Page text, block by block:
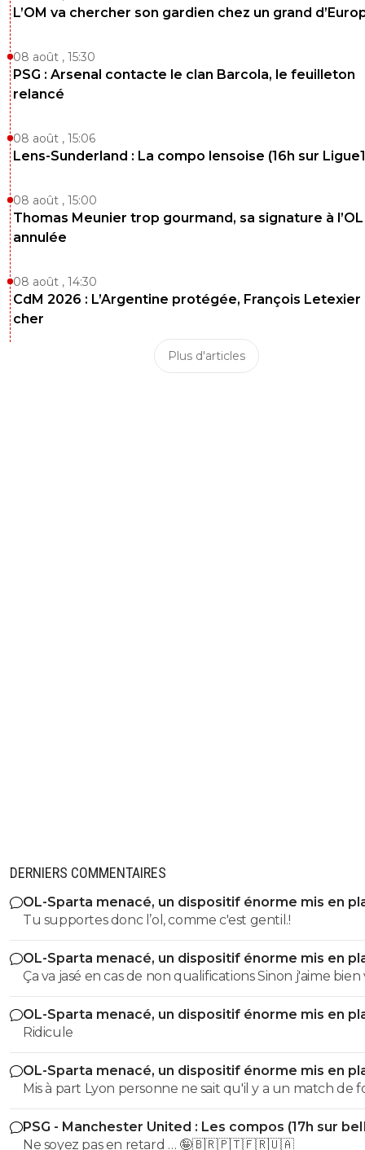
L’OM va chercher son gardien chez un grand
08 août , 15:30
PSG : Arsenal contacte le clan Barcola, le feuilleton
relancé
08 août , 15:06
Lens-Sunderland : La compo lensoise (16h sur
08 août , 15:00
Thomas Meunier trop gourmand, sa signature à l’OL
annulée
08 août , 14:30
CdM 2026 : L’Argentine protégée, François Letexier
cher
Plus d'articles
DERNIERS COMMENTAIRES
OL-Sparta menacé, un dispositif énorme mis en
Tu supportes donc l’ol, comme c'est gentil.!
OL-Sparta menacé, un dispositif énorme mis en
Ça va jasé en cas de non qualifications Sinon j'aime bien votre
maillot
OL-Sparta menacé, un dispositif énorme mis en
Ridicule
OL-Sparta menacé, un dispositif énorme mis en
Mis à part Lyon personne ne sait qu'il y a un match de
PSG - Manchester United : Les compos (17h sur
Sports 1)
Ne soyez pas en retard … 🤪🇧🇷🇵🇹🇫🇷🇺🇦